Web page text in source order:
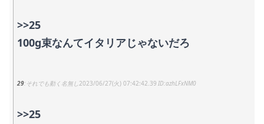
>>25
100g束なんてイタリアじゃないだろ
29 それでも動く名無し2023/06/27(火) 07:42:42.39 azhLFxNM0
>>25